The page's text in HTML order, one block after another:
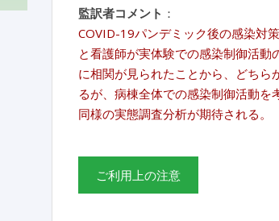
監訳者コメント ：
COVID-19パンデミック後の感染対
と看護師が実体験での感染制御活
に相関が見られたことから、どち
るが、病棟全体での感染制御活動
同様の実態調査分析が期待される。
ご利用上の注意